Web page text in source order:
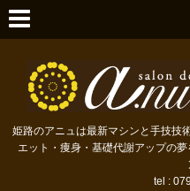
姫路のアニュは最新マシンと手技技
エット・痩身・基礎代謝アップの
tel :